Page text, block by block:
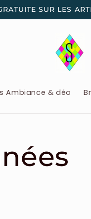
SUR LES
Ambiance & déo